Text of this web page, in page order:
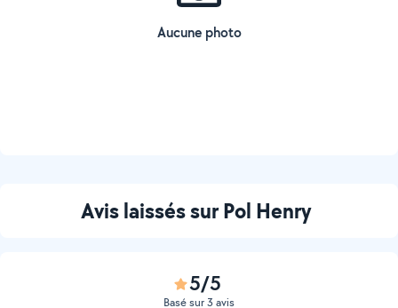
Aucune photo
Avis laissés sur Pol Henry
5/5
Basé sur 3 avis